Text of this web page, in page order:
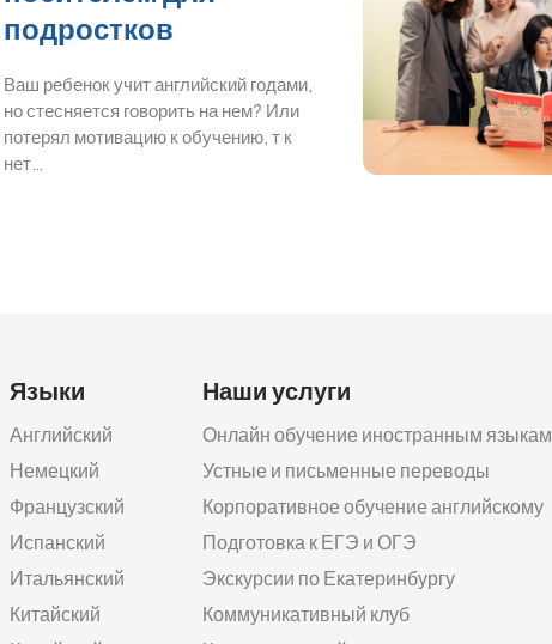
подростков
Ваш ребенок учит английский годами,
но стесняется говорить на нем? Или
потерял мотивацию к обучению, т к
нет…
Языки
Английский
Немецкий
Французский
Испанский
Итальянский
Китайский
Наши услуги
Онлайн обучение иностранным языкам
Устные и письменные переводы
Корпоративное обучение английскому
Подготовка к ЕГЭ и ОГЭ
Экскурсии по Екатеринбургу
Коммуникативный клуб